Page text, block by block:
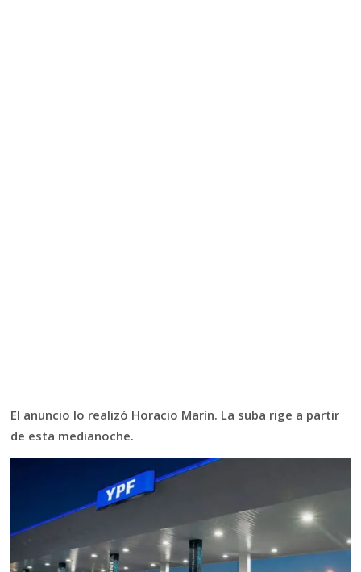
El anuncio lo realizó Horacio Marín. La suba rige a partir
de esta medianoche.